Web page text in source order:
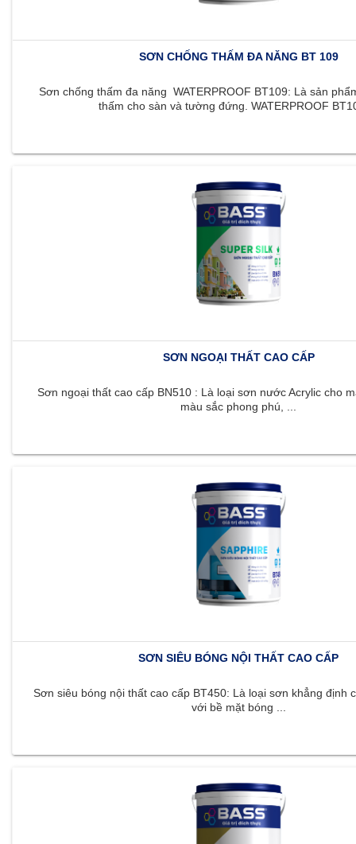
SƠN CHỐNG THẤM ĐA NĂNG BT 109
Sơn chống thấm đa năng WATERPROOF BT109: Là sản
thấm cho sàn và tường đứng. WATERPROOF
SƠN NGOẠI THẤT CAO CẤP
Sơn ngoại thất cao cấp BN510 : Là loại sơn nước Acrylic cho
màu sắc phong phú, ...
SƠN SIÊU BÓNG NỘI THẤT CAO CẤP
Sơn siêu bóng nội thất cao cấp BT450: Là loại sơn khẳng định
với bề mặt bóng ...